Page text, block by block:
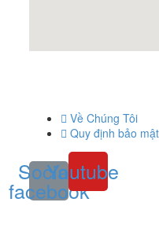
Về Chúng Tôi
Quy định bảo mật
Social-
facebook
Youtube